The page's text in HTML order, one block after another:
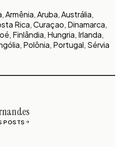
Armênia, Aruba, Austrália,
Rica, Curaçao, Dinamarca,
Finlândia, Hungria, Irlanda,
Polônia, Portugal, Sérvia
POSTS